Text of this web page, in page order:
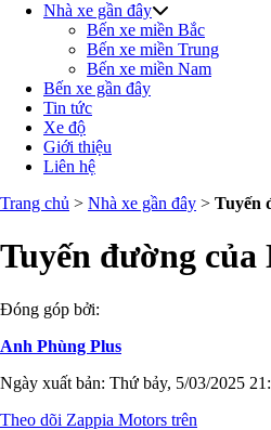
Nhà xe gần đây
Bến xe miền Bắc
Bến xe miền Trung
Bến xe miền Nam
Bến xe gần đây
Tin tức
Xe độ
Giới thiệu
Liên hệ
Trang chủ > Nhà xe gần đây > Tuyến
Tuyến đường
Đóng góp bởi:
Anh Phùng Plus
Ngày xuất bản: Thứ bảy, 5/03/2025
Theo dõi Zappia Motors trên